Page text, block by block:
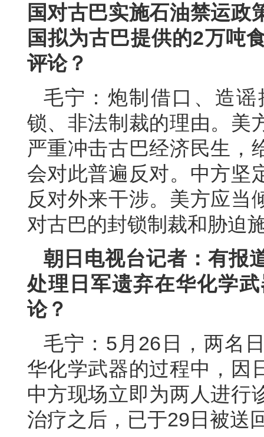
国对古巴实施石油禁运政
国拟为古巴提供的2万吨
评论？
毛宁：炮制借口、造
锁、非法制裁的理由。美
严重冲击古巴经济民生，
会对此普遍反对。中方坚
反对外来干涉。美方应当
对古巴的封锁制裁和胁迫
朝日电视台记者：有报
处理日军遗弃在华化学
论？
毛宁：5月26日，两名
华化学武器的过程中，因
中方现场立即为两人进行
治疗之后，已于29日被送